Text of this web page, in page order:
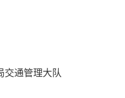
交通管理大队